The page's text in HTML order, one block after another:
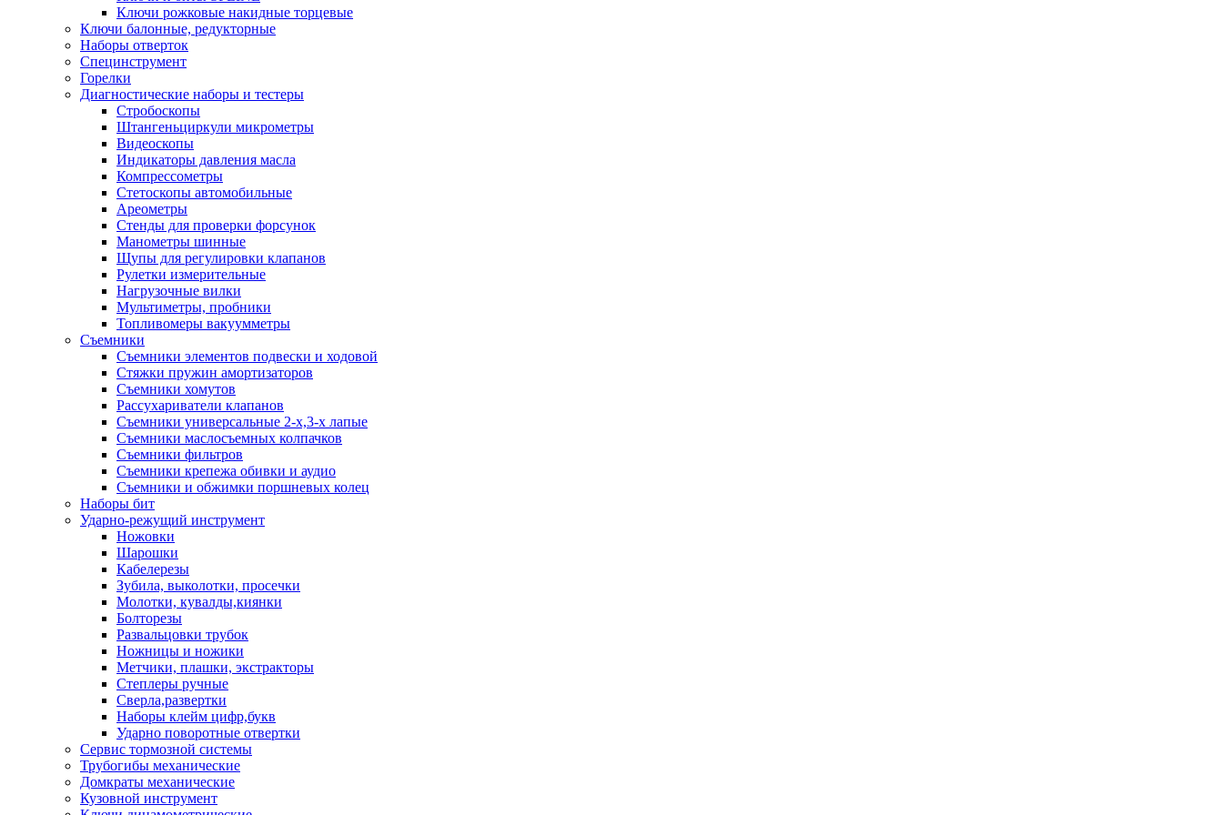
Ключи рожковые накидные торцевые
Ключи балонные, редукторные
Наборы отверток
Специнструмент
Горелки
Диагностические наборы и тестеры
Стробоскопы
Штангеньциркули микрометры
Видеоскопы
Индикаторы давления масла
Компрессометры
Стетоскопы автомобильные
Ареометры
Стенды для проверки форсунок
Манометры шинные
Щупы для регулировки клапанов
Рулетки измерительные
Нагрузочные вилки
Мультиметры, пробники
Топливомеры вакуумметры
Съемники
Съемники элементов подвески и ходовой
Стяжки пружин амортизаторов
Съемники хомутов
Рассухариватели клапанов
Съемники универсальные 2-х,3-х лапые
Съемники маслосъемных колпачков
Съемники фильтров
Съемники крепежа обивки и аудио
Съемники и обжимки поршневых колец
Наборы бит
Ударно-режущий инструмент
Ножовки
Шарошки
Кабелерезы
Зубила, выколотки, просечки
Молотки, кувалды,киянки
Болторезы
Развальцовки трубок
Ножницы и ножики
Метчики, плашки, экстракторы
Степлеры ручные
Сверла,развертки
Наборы клейм цифр,букв
Ударно поворотные отвертки
Сервис тормозной системы
Трубогибы механические
Домкраты механические
Кузовной инструмент